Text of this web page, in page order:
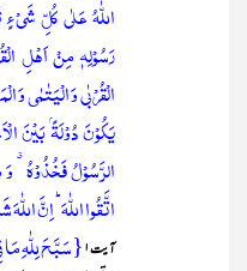
رَسُوۡلِہٖ مِنۡ اَہۡلِ
الۡقُرۡبٰی وَ الۡیَتٰمٰی
یَکُوۡنَ دُوۡلَۃًۢ بَیۡنَ
الرَّسُوۡلُ فَخُذُوۡہُ ٭
اتَّقُوا اللّٰہَ ؕ اِنَّ
آیت ۱ {سَبَّحَ لِلّٰہِ مَا